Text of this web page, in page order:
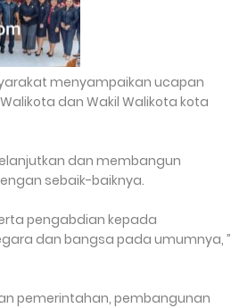
menyampaikan ucapan
dan Wakil Walikota kota
dan membangun
sebaik-baiknya.
pengabdian kepada
dan bangsa pada umumnya, ”
pemerintahan, pembangunan